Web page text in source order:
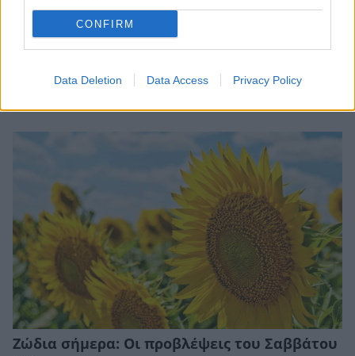
CONFIRM
Data Deletion Data Access Privacy Policy
Αλεξάνδρα Παλαιολόγου: «Έχασα δουλειές
σνόμπαραν πάρα πολύ»
Ζώδια σήμερα: Οι προβλέψεις του Σαββάτου